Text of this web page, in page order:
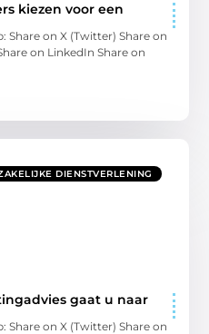
kiezen voor een
Share on X (Twitter) Share on
on LinkedIn Share on
DIENSTVERLENING
gaat u naar
Share on X (Twitter) Share on